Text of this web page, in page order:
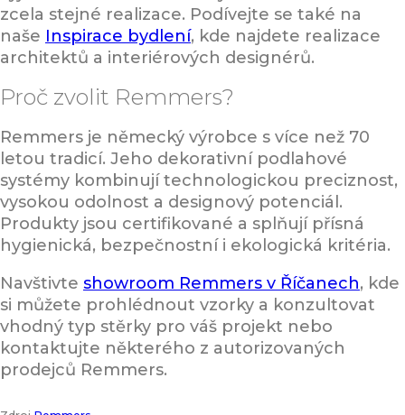
zcela stejné realizace. Podívejte se také na
naše Inspirace bydlení, kde najdete realizace
architektů a interiérových designérů.
Proč zvolit Remmers?
Remmers je německý výrobce s více než 70
letou tradicí. Jeho dekorativní podlahové
systémy kombinují technologickou preciznost,
vysokou odolnost a designový potenciál.
Produkty jsou certifikované a splňují přísná
hygienická, bezpečnostní i ekologická kritéria.
Navštivte showroom Remmers v Říčanech, kde
si můžete prohlédnout vzorky a konzultovat
vhodný typ stěrky pro váš projekt nebo
kontaktujte některého z autorizovaných
prodejců Remmers.